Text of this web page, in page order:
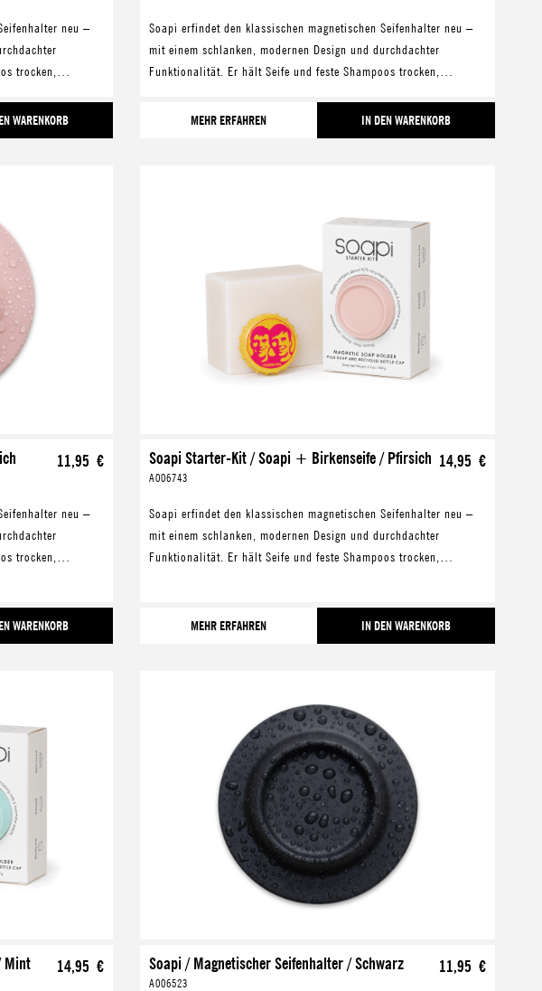
neu –
trocken,
WARENKORB
Soapi erfindet den klassischen magnetischen Seifenhalter neu –
mit einem schlanken, modernen Design und durchdachter
Funktionalität. Er hält Seife und feste Shampoos trocken,
MEHR ERFAHREN
IN DEN WARENKORB
11,95 €
neu –
trocken,
WARENKORB
Soapi Starter-Kit / Soapi + Birkenseife / Pfirsich
A006743
14,95 €
Soapi erfindet den klassischen magnetischen Seifenhalter neu –
mit einem schlanken, modernen Design und durchdachter
Funktionalität. Er hält Seife und feste Shampoos trocken,
MEHR ERFAHREN IN DEN WARENKORB
Mint 14,95 € Soapi / Magnetischer Seifenhalter / Schwarz
A006523
11,95 €